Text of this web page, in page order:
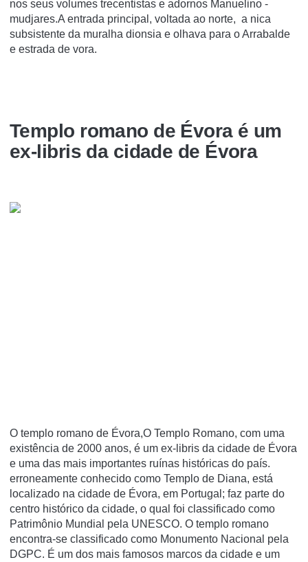
nos seus volumes trecentistas e adornos Manuelino -
mudjares.A entrada principal, voltada ao norte, a nica
subsistente da muralha dionsia e olhava para o Arrabalde
e estrada de vora.
Templo romano de Évora é um
ex-libris da cidade de Évora
O templo romano de Évora,O Templo Romano, com uma
existência de 2000 anos, é um ex-libris da cidade de Évora
e uma das mais importantes ruínas históricas do país.
erroneamente conhecido como Templo de Diana, está
localizado na cidade de Évora, em Portugal; faz parte do
centro histórico da cidade, o qual foi classificado como
Patrimônio Mundial pela UNESCO. O templo romano
encontra-se classificado como Monumento Nacional pela
DGPC. É um dos mais famosos marcos da cidade e um